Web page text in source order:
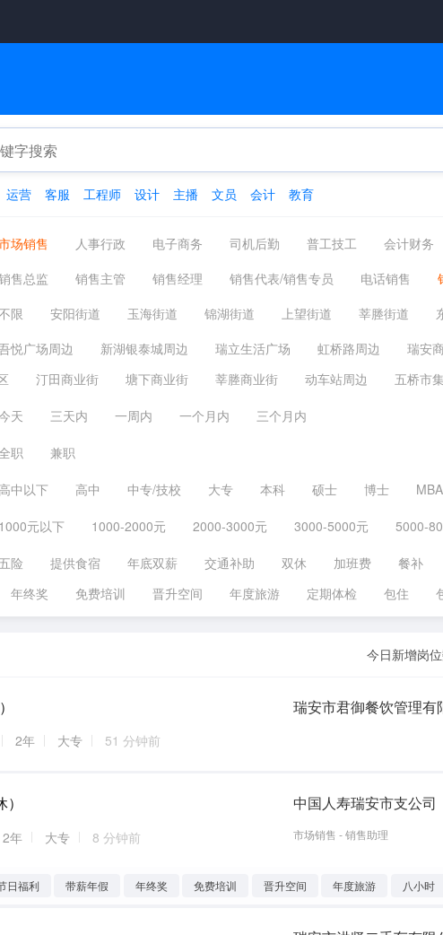
运营 客服 工程师 设计 主播 文员 会计 教育
场销售 人事行政 电子商务 司机后勤 普工技工 会计财务
外贸服务 房产建筑 生产制造 机械设备 金融保险 美容
编辑发行 咨询顾问 翻译法律 轻工工艺 医疗制药 能源
售总监 销售主管 销售经理 销售代表/销售专员 电话销售
销员
营销/策划总监 商务经理 商务人员 渠道经理 区
划
品牌经理 价格企划 广告企划 新闻媒介企划 市场推广
限 安阳街道 玉海街道 锦湖街道 上望街道 莘塍街道
云周街道 塘下镇 马屿镇 陶山镇 湖岭镇 高楼镇 桐
龙湾区 瓯海区 洞头区 泰顺县 文成县 苍南县 平阳县
悦广场周边 新湖银泰城周边 瑞立生活广场 虹桥路周边 瑞安
汀田商业街 塘下商业街 莘塍商业街 动车站周边
五桥市集
天 三天内 一周内 一个月内
三个月内
职
兼职
高中以下 高中 中专/技校 大专 本科 硕士 博士
1000元以下 1000-2000元 2000-3000元 3000-5000元 5000-
五险 提供食宿 年底双薪 交通补助 双休 加班费 餐补
年终奖 免费培训 晋升空间 年度旅游 定期体检 包住
今日新增岗
2年 大专 51 分钟前
2年 大专 8 分钟前 市场销售 - 销售助理
日福利 带薪年假 年终奖 免费培训 晋升空间 年度旅游 八小时